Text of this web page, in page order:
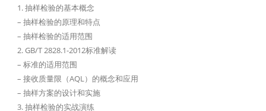
1. 抽样检验的基本概念
– 抽样检验的原理和特点
– 抽样检验的适用范围
2. GB/T 2828.1-2012标准解读
– 标准的适用范围
– 接收质量限（AQL）的概念和应用
– 抽样方案的设计和实施
3. 抽样检验的实战演练